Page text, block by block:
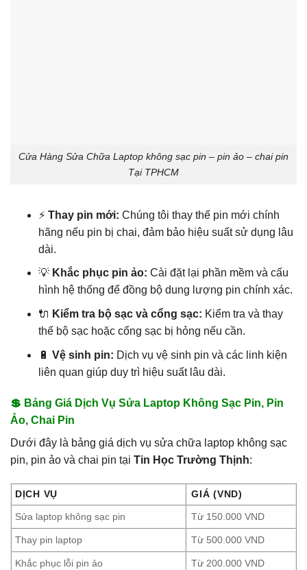
Cửa Hàng Sửa Chữa Laptop không sạc pin – pin ảo – chai pin
Tại TPHCM
⚡ Thay pin mới: Chúng tôi thay thế pin mới chính
hãng nếu pin bị chai, đảm bảo hiệu suất sử dụng lâu
dài.
💡 Khắc phục pin ảo: Cài đặt lại phần mềm và cấu
hình hệ thống để đồng bộ dung lượng pin chính xác.
🔌 Kiểm tra bộ sạc và cổng sạc: Kiểm tra và thay
thế bộ sạc hoặc cổng sạc bị hỏng nếu cần.
🔋 Vệ sinh pin: Dịch vụ vệ sinh pin và các linh kiện
liên quan giúp duy trì hiệu suất lâu dài.
💲 Bảng Giá Dịch Vụ Sửa Laptop Không Sạc Pin, Pin
Ảo, Chai Pin
Dưới đây là bảng giá dịch vụ sửa chữa laptop không sạc
pin, pin ảo và chai pin tại Tin Học Trường Thịnh:
DỊCH VỤ GIÁ (VND)
Sửa laptop không sạc pin Từ 150.000 VND
Thay pin laptop Từ 500.000 VND
Khắc phục lỗi pin ảo Từ 200.000 VND